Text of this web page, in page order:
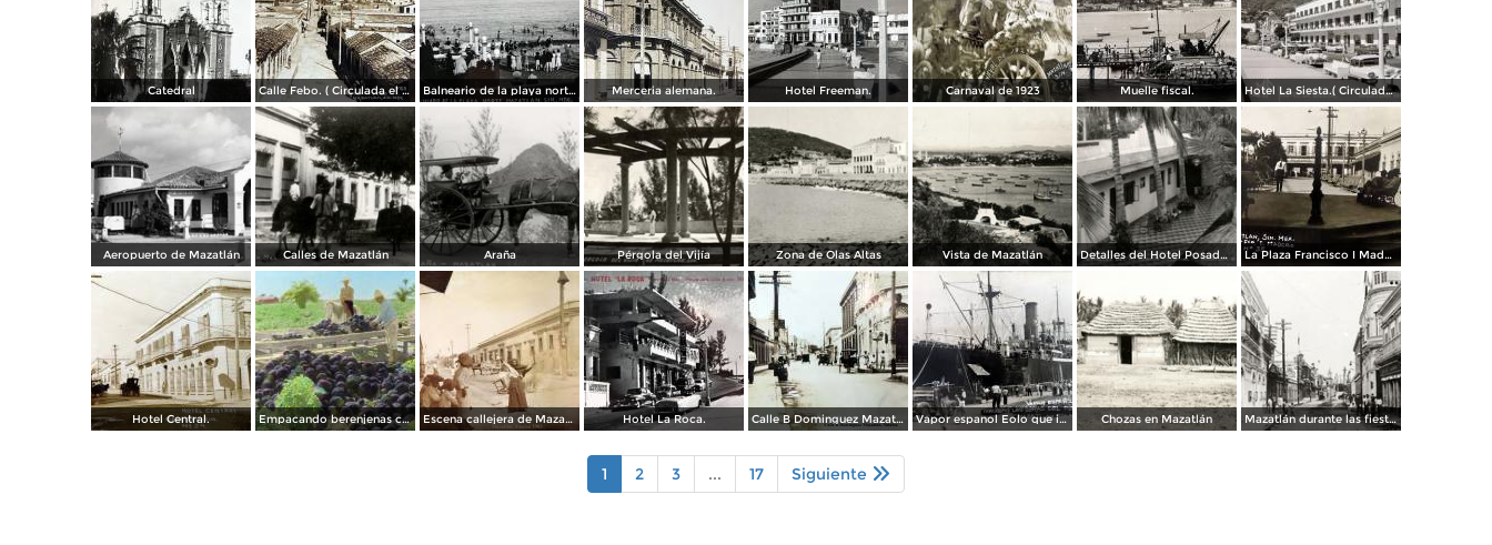
Catedral Calle Febo. ( Circulada el 22 de Septiembre de 1934 ). Balneario de la playa norte. Merceria alemana. Hotel Freeman. Carnaval de 1923 Muelle fiscal. Hotel La Siesta.( Circulada el 30 de Octubre de 1956 ).
Aeropuerto de Mazatlán Calles de Mazatlán Araña Pérgola del Vijía Zona de Olas Altas Vista de Mazatlán Detalles del Hotel Posada Colonial La Plaza Francisco I Madero.
Hotel Central. Empacando berenjenas cerca de Mazatlan 1928 Escena callejera de Mazatlán, Sinaloa 1903. Hotel La Roca. Calle B Dominguez Mazatlán, Sinaloa ( Circulada el 25 de Abril de 1932 ). Vapor espanol Eolo que ignaguro las obras del puerto. Chozas en Mazatlán Mazatlán durante las fiestas del Centenario de la Independencia (1910)
1 2 3 ... 17 Siguiente